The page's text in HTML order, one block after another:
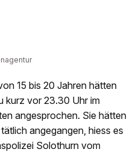
15 bis 20 Jahren hätten
kurz vor 23.30 Uhr im
angesprochen. Sie hätten
angegangen, hiess es
Solothurn vom